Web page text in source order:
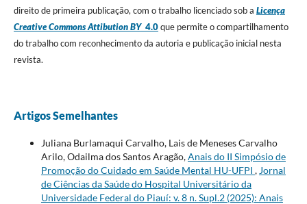
direito de primeira publicação, com o trabalho licenciado sob a Licença
Creative Commons Attibution BY4.0que permite o compartilhamento
do trabalho com reconhecimento da autoria e publicação inicial nesta
revista.
Artigos Semelhantes
Juliana Burlamaqui Carvalho, Lais de Meneses Carvalho
Arilo, Odailma dos Santos Aragão,Anais do II Simpósio de
Promoção do Cuidado em Saúde Mental HU-UFPI , Jornal
de Ciências da Saúde do Hospital Universitário da
Universidade Federal do Piauí: v. 8 n. Supl.2 (2025): Anais